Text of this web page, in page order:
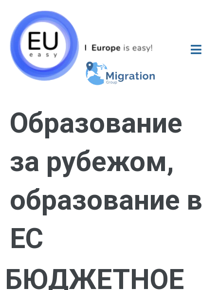
Образование
за рубежом,
образование в
ЕС
БЮДЖЕТНОЕ